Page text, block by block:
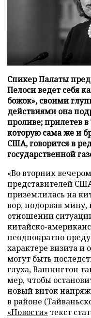
Спикер Палаты
Пелоси ведет себя
божок», своими
действиями она
проливе; прилетев
которую сама же и
США, говорится в
государственной
«Во вторник
представителей
приземлилась на
вор, подорвав мину,
отношении
китайско-
неоднократно
характере визита и
могут быть
глуха, Вашингтон
мер, чтобы
новый виток
в районе
«Новости» текст